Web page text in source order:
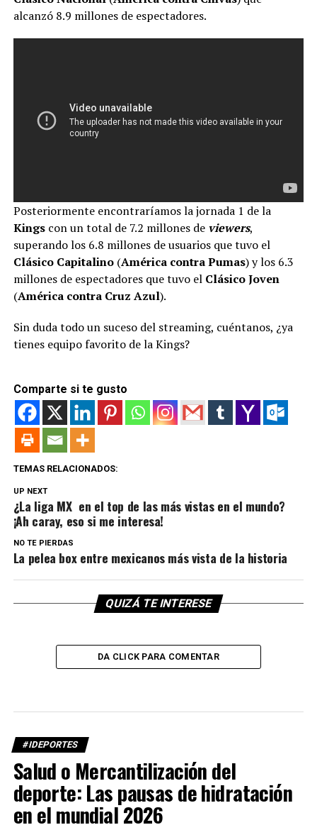
alcanzó 8.9 millones de espectadores.
Posteriormente encontraríamos la jornada 1 de la
Kingscon un total de 7.2 millones deviewers,
superando los 6.8 millones de usuarios que tuvo el
Clásico Capitalino(América contra Pumas) y los 6.3
millones de espectadores que tuvo elClásico Joven
(América contra Cruz Azul).
Sin duda todo un suceso del streaming, cuéntanos, ¿ya
tienes equipo favorito de la Kings?
Comparte si te gusto
TEMAS RELACIONADOS:
UP NEXT
¿La liga MX en el top de las más vistas en el mundo?
¡Ah caray, eso si me interesa!
NO TE PIERDAS
La pelea box entre mexicanos más vista de la historia
QUIZÁ TE INTERESE
DA CLICK PARA COMENTAR
#IDEPORTES
Salud o Mercantilización del
deporte: Las pausas de hidratación
en el mundial 2026